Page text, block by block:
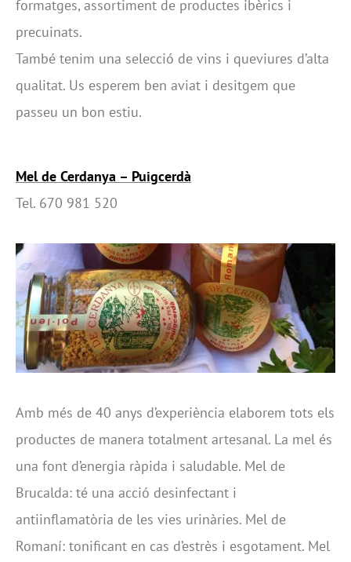
formatges, assortiment de productes ibèrics i
precuinats.
També tenim una selecció de vins i queviures d’alta
qualitat. Us esperem ben aviat i desitgem que
passeu un bon estiu.
Mel de Cerdanya – Puigcerdà
Tel. 670 981 520
Amb més de 40 anys d’experiència elaborem tots els
productes de manera totalment artesanal. La mel és
una font d’energia ràpida i saludable. Mel de
Brucalda: té una acció desinfectant i
antiinflamatòria de les vies urinàries. Mel de
Romaní: tonificant en cas d’estrès i esgotament. Mel